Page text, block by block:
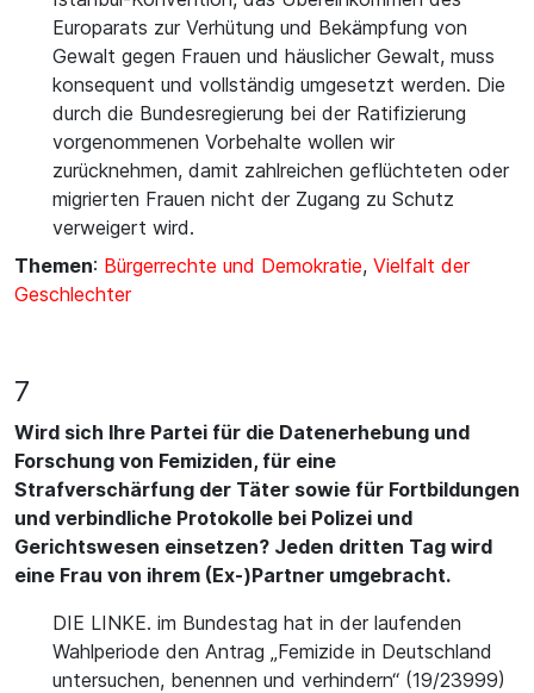
Europarats zur Verhütung und Bekämpfung von
Gewalt gegen Frauen und häuslicher Gewalt, muss
konsequent und vollständig umgesetzt werden. Die
durch die Bundesregierung bei der Ratifizierung
vorgenommenen Vorbehalte wollen wir
zurücknehmen, damit zahlreichen geflüchteten oder
migrierten Frauen nicht der Zugang zu Schutz
verweigert wird.
Themen: Bürgerrechte und Demokratie, Vielfalt der
Geschlechter
7
Wird sich Ihre Partei für die Datenerhebung und
Forschung von Femiziden, für eine
Strafverschärfung der Täter sowie für Fortbildungen
und verbindliche Protokolle bei Polizei und
Gerichtswesen einsetzen? Jeden dritten Tag wird
eine Frau von ihrem (Ex-)Partner umgebracht.
DIE LINKE. im Bundestag hat in der laufenden
Wahlperiode den Antrag „Femizide in Deutschland
untersuchen, benennen und verhindern“ (19/23999)